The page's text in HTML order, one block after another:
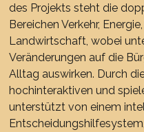
des Projekts steht die
Bereichen Verkehr,
Landwirtschaft, wobei
Veränderungen auf die
Alltag auswirken. Durch
hochinteraktiven und
unterstützt von einem